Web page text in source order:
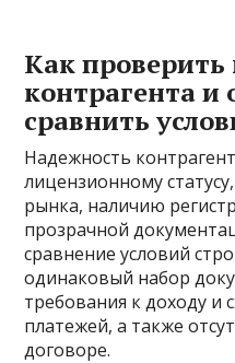
Как проверить
контрагента и
сравнить
Надежность
лицензионному
рынка, наличию
прозрачной
сравнение условий
одинаковый набор
требования к доходу и
платежей, а также
договоре.